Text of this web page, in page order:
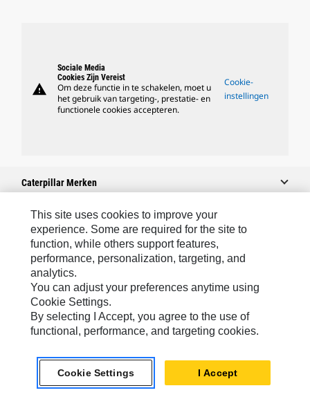
warning
Sociale Media
Cookies Zijn Vereist
Om deze functie in te schakelen, moet u
het gebruik van targeting-, prestatie- en
functionele cookies accepteren.
Cookie-
instellingen
Caterpillar Merken
Caterpillar.com
Contact Caterpillar
Mijn Marketingvoorkeuren
Site Map
Cookie Settings
This site uses cookies to improve your
experience. Some are required for the site to
function, while others support features,
performance, personalization, targeting, and
analytics.
You can adjust your preferences anytime using
Cookie Settings.
By selecting I Accept, you agree to the use of
functional, performance, and targeting cookies.
Cookie Settings I Accept